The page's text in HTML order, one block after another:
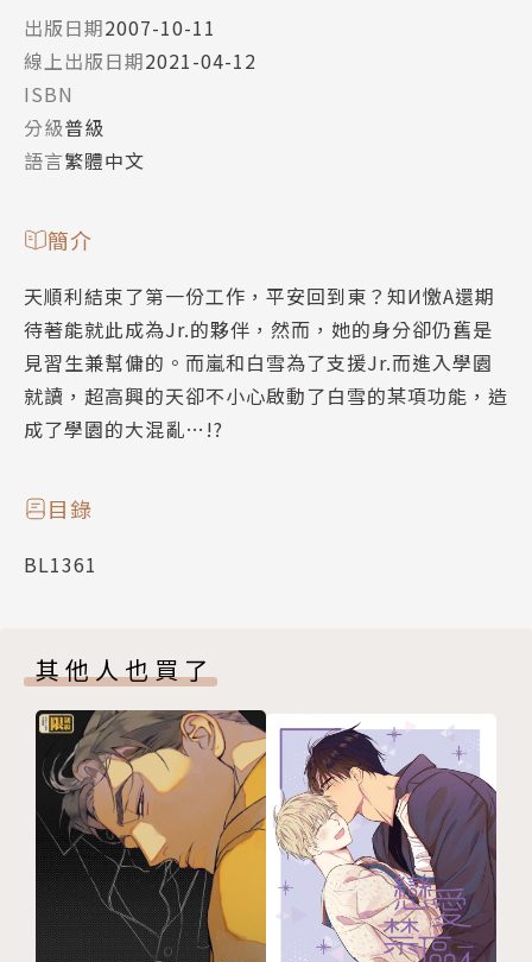
出版日期2007-10-11
線上出版日期2021-04-12
ISBN
分級普級
語言繁體中文
簡介
天順利結束了第一份工作，平安回到東？知И憿A還期
待著能就此成為Jr.的夥伴，然而，她的身分卻仍舊是
見習生兼幫傭的。而嵐和白雪為了支援Jr.而進入學園
就讀，超高興的天卻不小心啟動了白雪的某項功能，造
成了學園的大混亂…!?
目錄
BL1361
其他人也買了